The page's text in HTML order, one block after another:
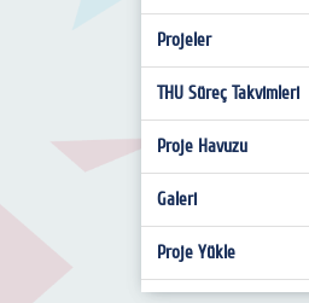
Projeler
2020-2021 Projeleri
2019-2020 Projeleri
THU Süreç Takvimleri
Dersler
THU Süreç Takvimleri
Proje Havuzu
Galeri
Resim
Proje Yükle